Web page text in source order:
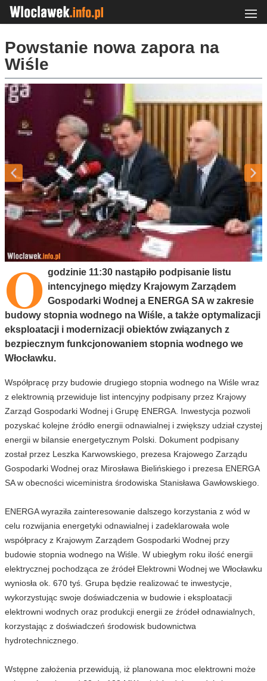
Powstanie nowa zapora na
Wiśle
O godzinie 11:30 nastąpiło podpisanie listu
intencyjnego między Krajowym Zarządem
Gospodarki Wodnej a ENERGA SA w zakresie
budowy stopnia wodnego na Wiśle, a także optymalizacji
eksploatacji i modernizacji obiektów związanych z
bezpiecznym funkcjonowaniem stopnia wodnego we
Włocławku.
Współpracę przy budowie drugiego stopnia wodnego na Wiśle wraz
z elektrownią przewiduje list intencyjny podpisany przez Krajowy
Zarząd Gospodarki Wodnej i Grupę ENERGA. Inwestycja pozwoli
pozyskać kolejne źródło energii odnawialnej i zwiększy udział czystej
energii w bilansie energetycznym Polski. Dokument podpisany
został przez Leszka Karwowskiego, prezesa Krajowego Zarządu
Gospodarki Wodnej oraz Mirosława Bielińskiego i prezesa ENERGA
SA w obecności wiceministra środowiska Stanisława Gawłowskiego.
ENERGA wyraziła zainteresowanie dalszego korzystania z wód w
celu rozwijania energetyki odnawialnej i zadeklarowała wole
współpracy z Krajowym Zarządem Gospodarki Wodnej przy
budowie stopnia wodnego na Wiśle. W ubiegłym roku ilość energii
elektrycznej pochodząca ze źródeł Elektrowni Wodnej we Włocławku
wyniosła ok. 670 tyś. Grupa będzie realizować te inwestycje,
wykorzystując swoje doświadczenia w budowie i eksploatacji
elektrowni wodnych oraz produkcji energii ze źródeł odnawialnych,
korzystając z doświadczeń środowisk budownictwa
hydrotechnicznego.
Wstępne założenia przewidują, iż planowana moc elektrowni może